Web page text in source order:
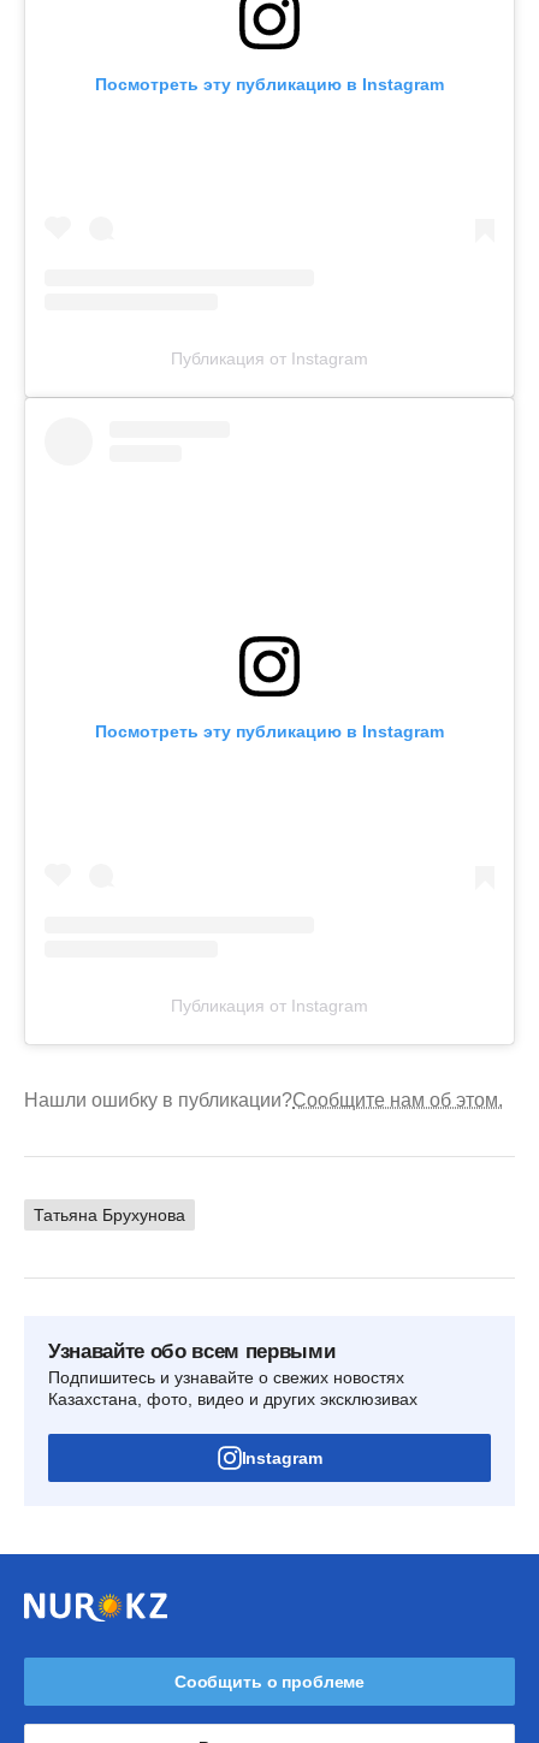
Посмотреть эту публикацию в Instagram
Публикация от Instagram
Посмотреть эту публикацию в Instagram
Публикация от Instagram
Нашли ошибку в публикации?Сообщите нам об этом.
Татьяна Брухунова
Узнавайте обо всем первыми
Подпишитесь и узнавайте о свежих новостях
Казахстана, фото, видео и других эксклюзивах
Instagram
Сообщить о проблеме